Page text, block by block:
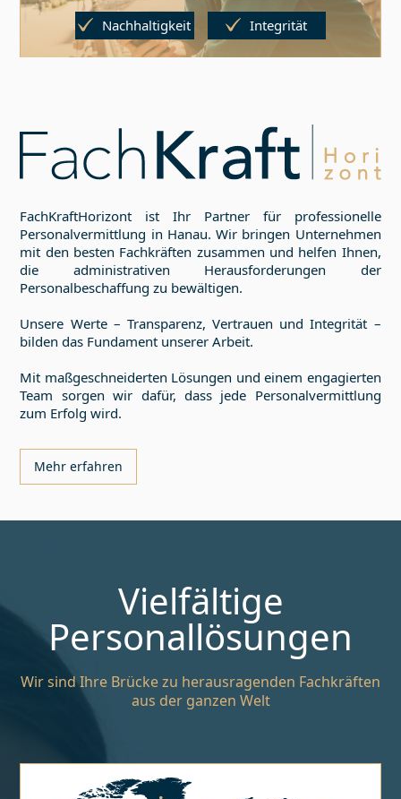
FachKraftHorizont ist Ihr Partner für professionelle
Personalvermittlung in Hanau. Wir bringen Unternehmen
mit den besten Fachkräften zusammen und helfen Ihnen,
die administrativen Herausforderungen der
Personalbeschaffung zu bewältigen.
Unsere Werte – Transparenz, Vertrauen und Integrität –
bilden das Fundament unserer Arbeit.
Mit maßgeschneiderten Lösungen und einem engagierten
Team sorgen wir dafür, dass jede Personalvermittlung
zum Erfolg wird.
Mehr erfahren
Nachhaltigkeit Integrität
Vielfältige
Personallösungen
Wir sind Ihre Brücke zu herausragenden Fachkräften
aus der ganzen Welt